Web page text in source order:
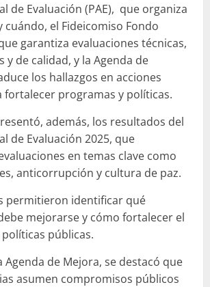
de Evaluación (PAE), que organiza
cuándo, el Fideicomiso Fondo
garantiza evaluaciones técnicas,
y de calidad, y la Agenda de
los hallazgos en acciones
fortalecer programas y políticas.
además, los resultados del
de Evaluación 2025, que
en temas clave como
anticorrupción y cultura de paz.
permitieron identificar qué
mejorarse y cómo fortalecer el
públicas.
Agenda de Mejora, se destacó que
asumen compromisos públicos